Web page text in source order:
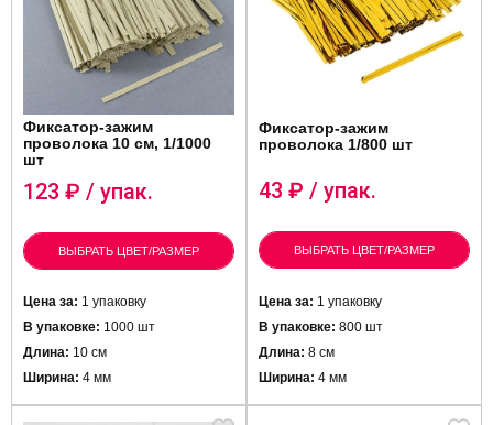
Фиксатор-зажим
проволока 10 см, 1/1000
шт
123 ₽ / упак.
ВЫБРАТЬ ЦВЕТ/РАЗМЕР
Цена за: 1 упаковку
В упаковке: 1000 шт
Длина: 10 см
Ширина: 4 мм
Фиксатор-зажим
проволока 1/800 шт
43 ₽ / упак.
ВЫБРАТЬ ЦВЕТ/РАЗМЕР
Цена за: 1 упаковку
В упаковке: 800 шт
Длина: 8 см
Ширина: 4 мм